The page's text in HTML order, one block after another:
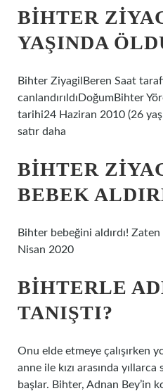
BIHTER
YAŞINDA
Bihter ZiyagilBeren Saat
canlandırıldıDoğumBihter
tarihi24 Haziran 2010 (26
satır daha
BIHTER
BEBEK
Bihter bebeğini aldırdı!
Nisan 2020
BIHTERLE
TANIŞTI?
Onu elde etmeye çalışırken
anne ile kızı arasında
başlar. Bihter, Adnan Bey’in